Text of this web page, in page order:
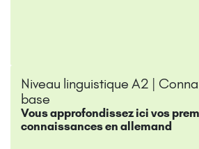
Niveau linguistique A2 |
base
Vous approfondissez ici vos
connaissances en allemand